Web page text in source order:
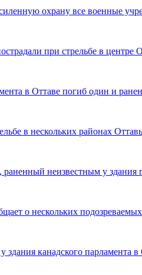
охрану все военные
при стрельбе в центре
в Оттаве погиб один и
в нескольких районах
раненный неизвестным у здания
о нескольких подозреваемых
здания канадского парламента в